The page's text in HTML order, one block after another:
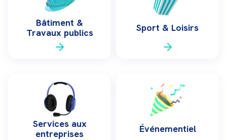
Bâtiment &
Travaux publics
Sport & Loisirs
Services aux
entreprises
Événementiel